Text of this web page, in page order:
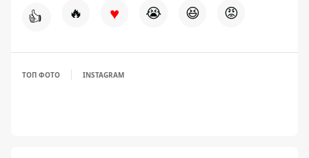
👍 🔥 ♥ 😭 😆 😡
ТОП ФОТО INSTAGRAM